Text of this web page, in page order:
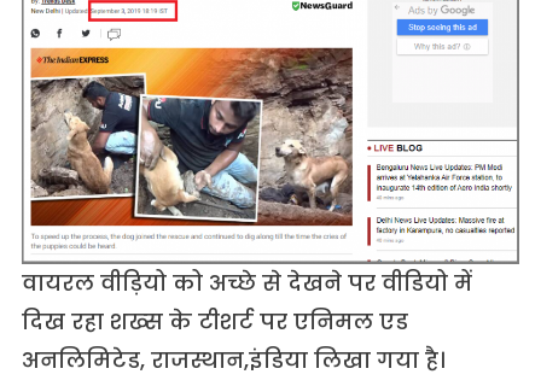
वायरल वीड़ियो को अच्छे से देखने पर वीडियो में
दिख रहा शख्स के टीशर्ट पर एनिमल एड
अनलिमिटेड, राजस्थान,इंडिया लिखा गया है।